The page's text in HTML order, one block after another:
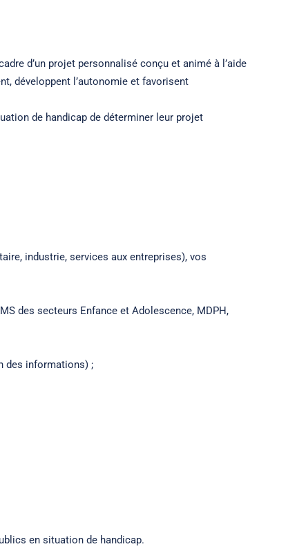
d’un projet personnalisé conçu et animé à l’aide
développent l’autonomie et favorisent
de handicap de déterminer leur projet
industrie, services aux entreprises), vos
des secteurs Enfance et Adolescence, MDPH,
des informations) ;
en situation de handicap.